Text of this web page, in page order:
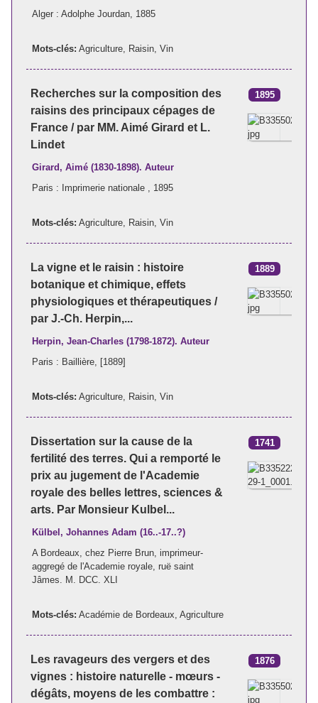
Alger : Adolphe Jourdan, 1885
Mots-clés: Agriculture Raisin Vin
Recherches sur la composition des
raisins des principaux cépages de
France / par MM. Aimé Girard et L.
Lindet
1895
Girard, Aimé (1830-1898). Auteur
Paris : Imprimerie nationale , 1895
Mots-clés: Agriculture Raisin Vin
La vigne et le raisin : histoire
botanique et chimique, effets
physiologiques et thérapeutiques /
par J.-Ch. Herpin,...
1889
Herpin, Jean-Charles (1798-1872). Auteur
Paris : Baillière, [1889]
Mots-clés: Agriculture Raisin Vin
Dissertation sur la cause de la
fertilité des terres. Qui a remporté le
prix au jugement de l'Academie
royale des belles lettres, sciences &
arts. Par Monsieur Kulbel...
1741
Külbel, Johannes Adam (16..-17..?)
A Bordeaux, chez Pierre Brun, imprimeur-
aggregé de l'Academie royale, ruë saint
Jâmes. M. DCC. XLI
Mots-clés: Académie de Bordeaux Agriculture
Les ravageurs des vergers et des
vignes : histoire naturelle - mœurs -
dégâts, moyens de les combattre :
1876